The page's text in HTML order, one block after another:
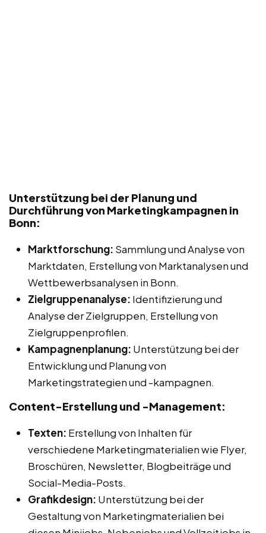
Unterstützung bei der Planung und
Durchführung von Marketingkampagnen in
Bonn:
Marktforschung: Sammlung und Analyse von
Marktdaten, Erstellung von Marktanalysen und
Wettbewerbsanalysen in Bonn.
Zielgruppenanalyse: Identifizierung und
Analyse der Zielgruppen, Erstellung von
Zielgruppenprofilen.
Kampagnenplanung: Unterstützung bei der
Entwicklung und Planung von
Marketingstrategien und -kampagnen.
Content-Erstellung und -Management:
Texten: Erstellung von Inhalten für
verschiedene Marketingmaterialien wie Flyer,
Broschüren, Newsletter, Blogbeiträge und
Social-Media-Posts.
Grafikdesign: Unterstützung bei der
Gestaltung von Marketingmaterialien bei